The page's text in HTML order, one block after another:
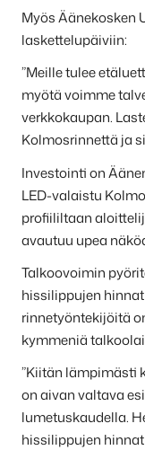
Myös Äänekosken
laskettelupäiviin:
”Meille tulee
myötä voimme
verkkokaupan.
Kolmosrinnettä ja
Investointi on
LED-valaistu
profiililtaan
avautuu upea
Talkoovoimin
hissilippujen
rinnetyöntekijöitä
kymmeniä
”Kiitän lämpimästi
on aivan valtava
lumetuskaudella.
hissilippujen